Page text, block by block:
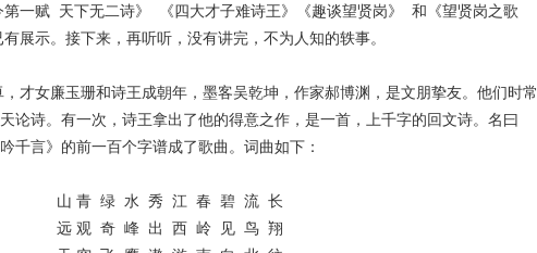
赋 天下无二诗》 《四大才子难诗王》《趣谈望贤岗》 和《望贤岗之歌
展示。接下来，再听听，没有讲完，不为人知的轶事。
女廉玉珊和诗王成朝年，墨客吴乾坤，作家郝博渊，是文朋挚友。他们时常
论诗。有一次，诗王拿出了他的得意之作，是一首，上千字的回文诗。名曰
千言》的前一百个字谱成了歌曲。词曲如下：
山 青 绿 水 秀 江 春 碧 流 长
远 观 奇 峰 出 西 岭 见 鸟 翔